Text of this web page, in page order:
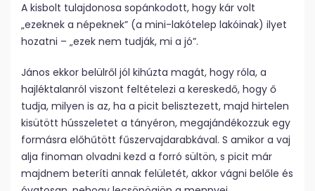
A kisbolt tulajdonosa sopánkodott, hogy kár volt
„ezeknek a népeknek” (a mini-lakótelep lakóinak) ilyet
hozatni – „ezek nem tudják, mi a jó”.
János ekkor belülről jól kihúzta magát, hogy róla, a
hajléktalanról viszont feltételezi a kereskedő, hogy ő
tudja, milyen is az, ha a picit belisztezett, majd hirtelen
kisütött hússzeletet a tányéron, megajándékozzuk egy
formásra előhűtött fűszervajdarabkával. S amikor a vaj
alja finoman olvadni kezd a forró sültön, s picit már
majdnem beteríti annak felületét, akkor vágni belőle és